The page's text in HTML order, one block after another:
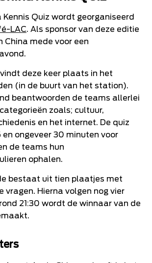
Kennis Quiz wordt georganiseerd
LAC. Als sponsor van deze editie
China mede voor een
deze keer plaats in het
(in de buurt van het station).
beantwoorden de teams allerlei
zoals; cultuur,
en het internet. De quiz
en ongeveer 30 minuten voor
de teams hun
ophalen.
bestaat uit tien plaatjes met
vragen. Hierna volgen nog vier
21:30 wordt de winnaar van de